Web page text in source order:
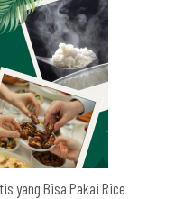
yang Bisa Pakai Rice